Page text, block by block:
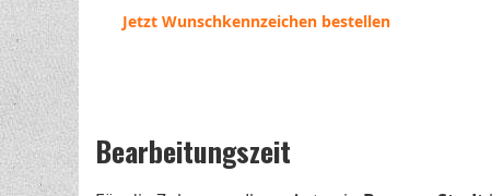
Jetzt Wunschkennzeichen bestellen
Bearbeitungszeit